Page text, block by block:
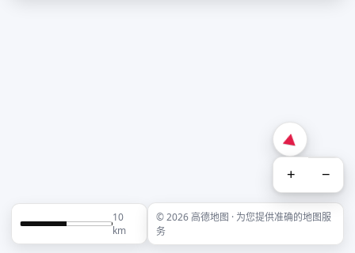
+ −
10
km
© 2026 高德地图 · 为您提供准确的地图服
务